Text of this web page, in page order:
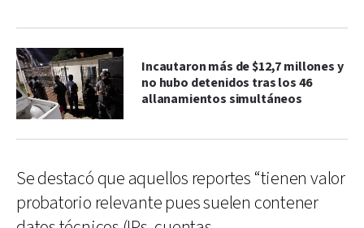
Incautaron más de $12,7 millones y
no hubo detenidos tras los 46
allanamientos simultáneos
Se destacó que aquellos reportes “tienen valor
probatorio relevante pues suelen contener